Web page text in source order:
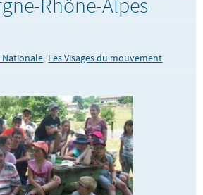
Nationale, Les Visages du mouvement